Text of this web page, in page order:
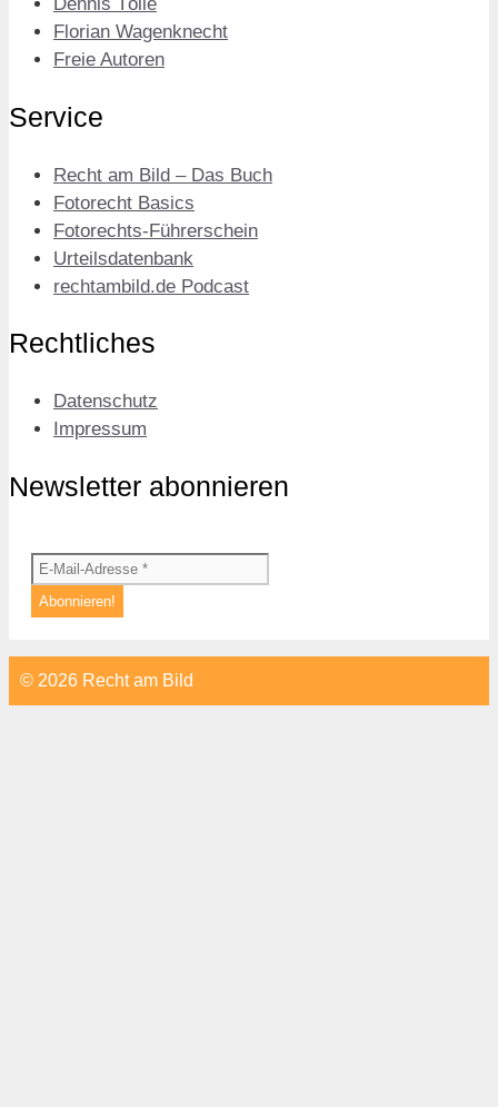
Florian Wagenknecht
Freie Autoren
Service
Recht am Bild – Das Buch
Fotorecht Basics
Fotorechts-Führerschein
Urteilsdatenbank
rechtambild.de Podcast
Rechtliches
Datenschutz
Impressum
Newsletter abonnieren
© 2026 Recht am Bild